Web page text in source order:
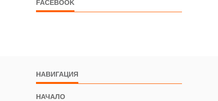
FACEBOOK
НАВИГАЦИЯ
НАЧАЛО